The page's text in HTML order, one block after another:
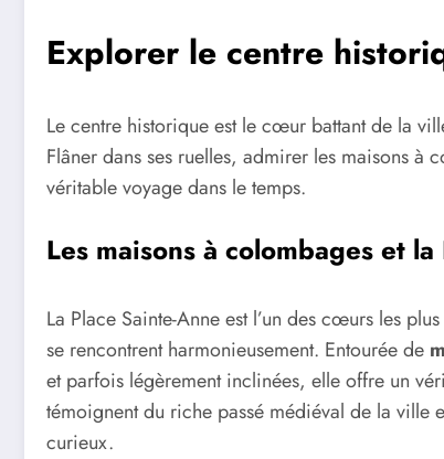
Explorer le centre
Le centre historique est le cœur battant de la
Flâner dans ses ruelles, admirer les maisons à
véritable voyage dans le temps.
Les maisons à colombages et
La Place Sainte-Anne est l’un des cœurs les
se rencontrent harmonieusement. Entourée de
et parfois légèrement inclinées, elle offre un
témoignent du riche passé médiéval de la ville
curieux.